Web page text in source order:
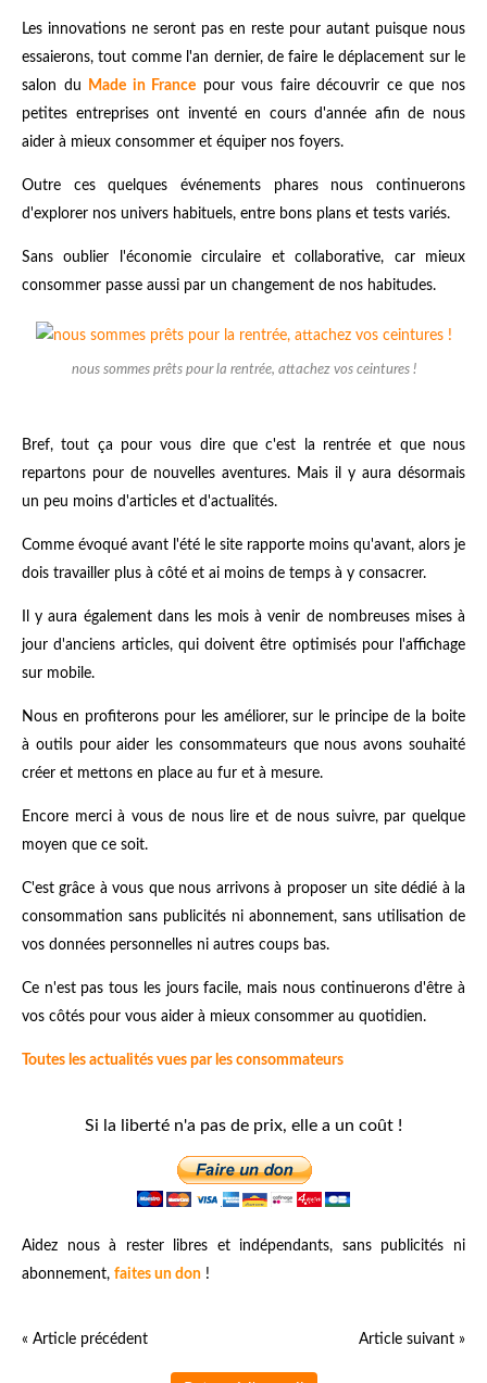
Les innovations ne seront pas en reste pour autant puisque nous
essaierons, tout comme l'an dernier, de faire le déplacement sur le
salon du
Made in France pour vous faire découvrir ce que nos
petites entreprises ont inventé en cours d'année afin de nous
aider à mieux consommer et équiper nos foyers.
Outre ces quelques événements phares nous continuerons
d'explorer nos univers habituels, entre bons plans et tests variés.
Sans oublier l'économie circulaire et collaborative, car mieux
consommer passe aussi par un changement de nos habitudes.
nous sommes prêts pour la rentrée, attachez vos ceintures !
Bref, tout ça pour vous dire que c'est la rentrée et que nous
repartons pour de nouvelles aventures. Mais il y aura désormais
un peu moins d'articles et d'actualités.
Comme évoqué avant l'été le site rapporte moins qu'avant, alors je
dois travailler plus à côté et ai moins de temps à y consacrer.
Il y aura également dans les mois à venir de nombreuses mises à
jour d'anciens articles, qui doivent être optimisés pour l'affichage
sur mobile.
Nous en profiterons pour les améliorer, sur le principe de la boite
à outils pour aider les consommateurs que nous avons souhaité
créer et mettons en place au fur et à mesure.
Encore merci à vous de nous lire et de nous suivre, par quelque
moyen que ce soit.
C'est grâce à vous que nous arrivons à proposer un site dédié à la
consommation sans publicités ni abonnement, sans utilisation de
vos données personnelles ni autres coups bas.
Ce n'est pas tous les jours facile, mais nous continuerons d'être à
vos côtés pour vous aider à mieux consommer au quotidien.
Toutes les actualités vues par les consommateurs
Si la liberté n'a pas de prix, elle a un coût !
Aidez nous à rester libres et indépendants, sans publicités ni
abonnement, faites un don !
« Article précédent Article suivant »